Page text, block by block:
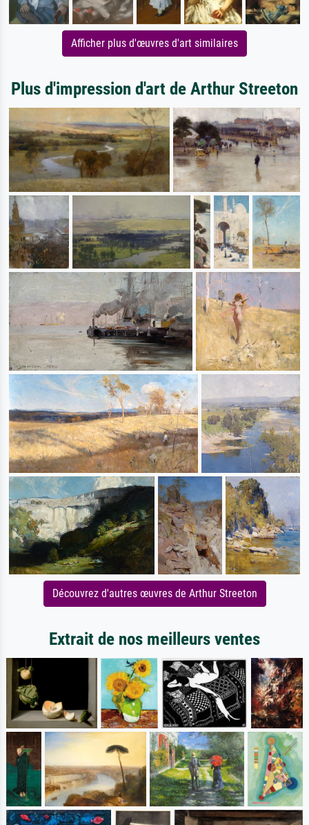
Afficher plus d'œuvres d'art similaires
Plus d'impression d'art de Arthur Streeton
Découvrez d'autres œuvres de Arthur Streeton
Extrait de nos meilleurs ventes